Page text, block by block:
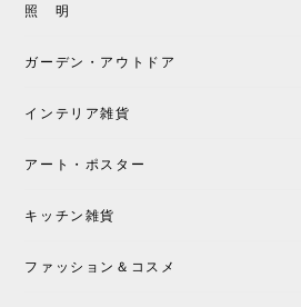
照 明
ガーデン・アウトドア
インテリア雑貨
アート・ポスター
キッチン雑貨
ファッション＆コスメ